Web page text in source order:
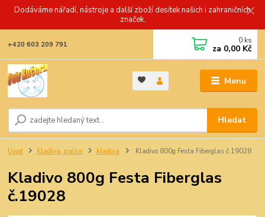
Dodáváme nářadí, nástroje a další zboží desítek našich i zahraničních
značek.
Menu
Hledat
+420 603 209 791 0 ks
za 0,00 Kč
Úvod Kladiva, palice kladiva Kladivo 800g Festa Fiberglas č.19028
Kladivo 800g Festa Fiberglas
č.19028